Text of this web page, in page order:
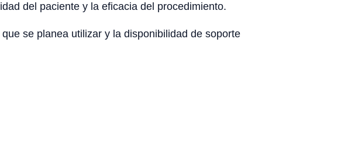
del paciente y la eficacia del procedimiento.
se planea utilizar y la disponibilidad de soporte